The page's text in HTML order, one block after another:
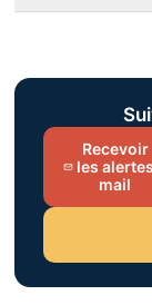
Recevoir
les alertes
mail